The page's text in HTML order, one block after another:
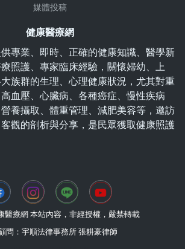
媒體投稿
健康醫療網
專業、即時、正確的健康知識、醫學新
照護、專家臨床經驗，關懷婦幼、上
族群的生理、心理健康狀況，尤其對重
血壓、心臟病、各種癌症、慢性疾病
養攝取、體重管理、減肥美容等，邀訪
觀的剖析與分享，是民眾獲取健康照護
醫療網 本站內容，非經授權，嚴禁轉載
問：宇順法律事務所 張耕豪律師